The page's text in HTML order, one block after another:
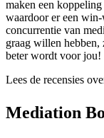
maken een
waardoor er een
concurrentie van
graag willen
beter wordt voor jou!
Lees de recensies
Mediation